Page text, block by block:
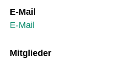
E-Mail
E-Mail
Mitglieder